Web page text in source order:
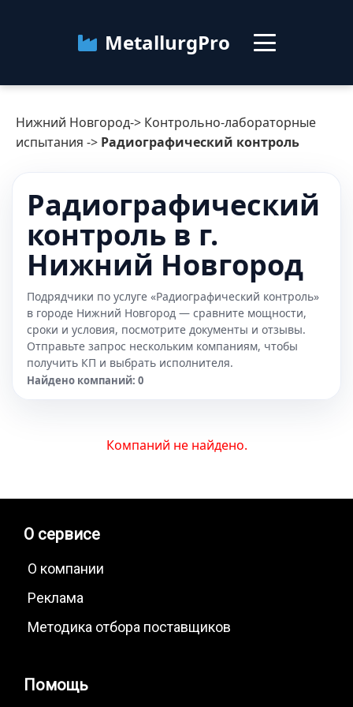
MetallurgPro
Нижний Новгород
Категории
О сервисе Контакты
Нижний Новгород-> Контрольно-лабораторные
испытания -> Радиографический контроль
Радиографический
контроль в г.
Нижний Новгород
Подрядчики по услуге «Радиографический контроль»
в городе Нижний Новгород — сравните мощности,
сроки и условия, посмотрите документы и отзывы.
Отправьте запрос нескольким компаниям, чтобы
получить КП и выбрать исполнителя.
Найдено компаний: 0
Компаний не найдено.
О сервисе
О компании
Реклама
Методика отбора поставщиков
Помощь